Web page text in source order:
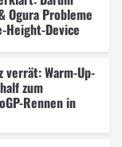
Ogura Probleme
Device
verrät: Warm-Up-
zum
Rennen in